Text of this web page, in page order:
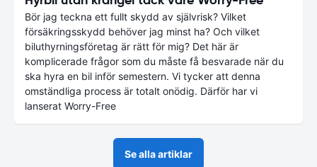
Bör jag teckna ett fullt skydd av självrisk? Vilket
försäkringsskydd behöver jag minst ha? Och vilket
biluthyrningsföretag är rätt för mig? Det här är
komplicerade frågor som du måste få besvarade när du
ska hyra en bil inför semestern. Vi tycker att denna
omständliga process är totalt onödig. Därför har vi
lanserat Worry-Free
Se alla artiklar